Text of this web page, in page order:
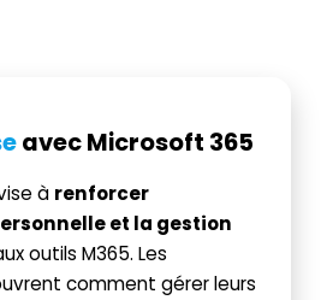
avec Microsoft 365
à renforcer
et la gestion
outils M365. Les
comment gérer leurs